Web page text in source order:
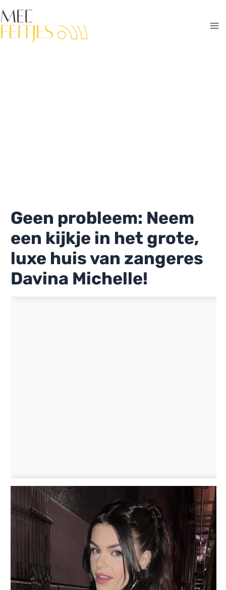
naar
de
Geen probleem: Neem
een kijkje in het grote,
luxe huis van zangeres
Davina Michelle!